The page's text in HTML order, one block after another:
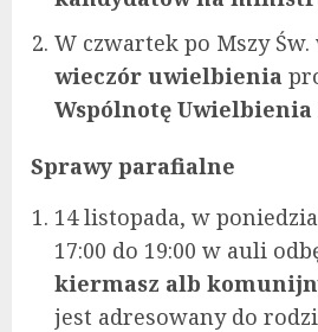
W czwartek po Mszy
wieczór uwielbienia
Wspólnotę
Sprawy parafialne
14 listopada, w
17:00 do 19:00 w auli
kiermasz alb
jest adresowany do